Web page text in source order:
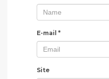
E-mail *
Site